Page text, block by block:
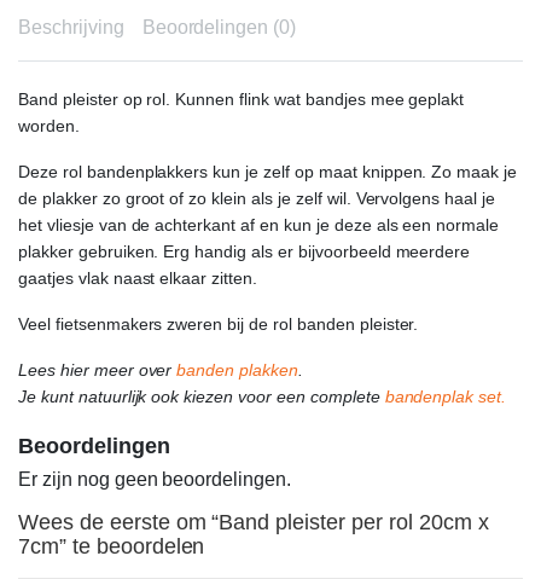
prijs
was:
€11.95.
prijs
is:
€5.95.
Beschrijving Beoordelingen (0)
Band pleister op rol. Kunnen flink wat bandjes mee geplakt
worden.
Deze rol bandenplakkers kun je zelf op maat knippen. Zo maak je
de plakker zo groot of zo klein als je zelf wil. Vervolgens haal je
het vliesje van de achterkant af en kun je deze als een normale
plakker gebruiken. Erg handig als er bijvoorbeeld meerdere
gaatjes vlak naast elkaar zitten.
Veel fietsenmakers zweren bij de rol banden pleister.
Lees hier meer overbanden plakken
Je kunt natuurlijk ook kiezen voor een complete bandenplak set.
Beoordelingen
Er zijn nog geen beoordelingen.
Wees de eerste om “Band pleister per rol 20cm x
7cm” te beoordelen